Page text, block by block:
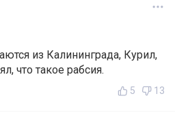
из Калининграда, Курил,
что такое рабсия.
5 13